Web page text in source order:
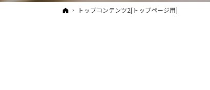
ホーム
トップコンテンツ2[トップページ用]